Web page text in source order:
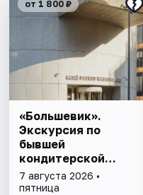
от 1 800 ₽
«Большевик».
Экскурсия по
бывшей
кондитерской
фабрике
7 августа 2026 •
пятница